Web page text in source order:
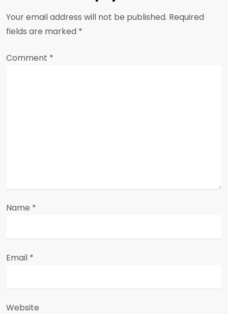
v
i
Your email address will not be published. Required
fields are marked *
Comment *
Name *
Email *
Website